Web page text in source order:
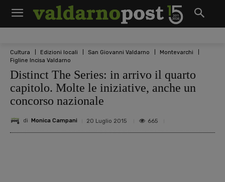
Cultura Edizioni locali San Giovanni Valdarno
Montevarchi
Figline Incisa Valdarno
Distinct The Series: in arrivo il quarto
capitolo. Molte le iniziative, anche un
concorso nazionale
di Monica Campani 20 Luglio 2015 665